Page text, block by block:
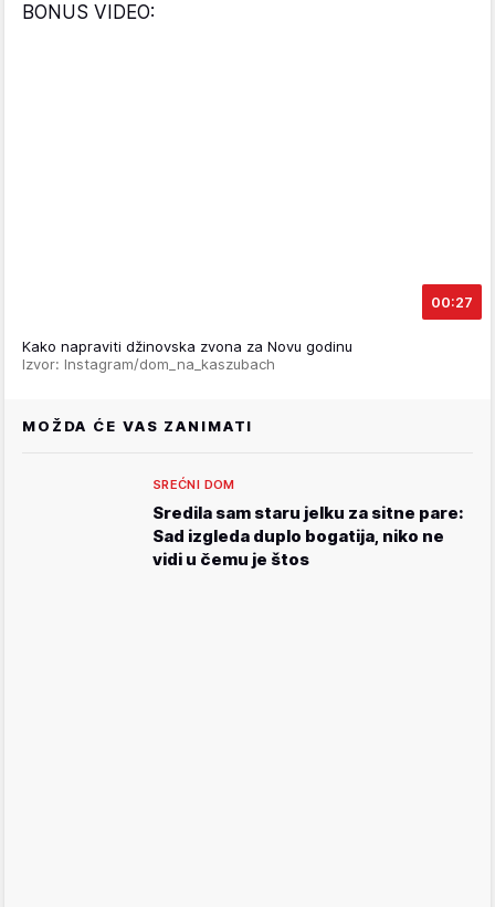
BONUS VIDEO:
00:27
Kako napraviti džinovska zvona za Novu godinu
Izvor: Instagram/dom_na_kaszubach
MOŽDA ĆE VAS ZANIMATI
SREĆNI DOM
Sredila sam staru jelku za sitne pare:
Sad izgleda duplo bogatija, niko ne
vidi u čemu je štos